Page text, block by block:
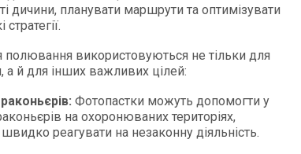
дичини, планувати маршрути та оптимізувати
полювання використовуються не тільки для
а й для інших важливих цілей:
Фотопастки можуть допомогти у
на охоронюваних територіях,
реагувати на незаконну діяльність.